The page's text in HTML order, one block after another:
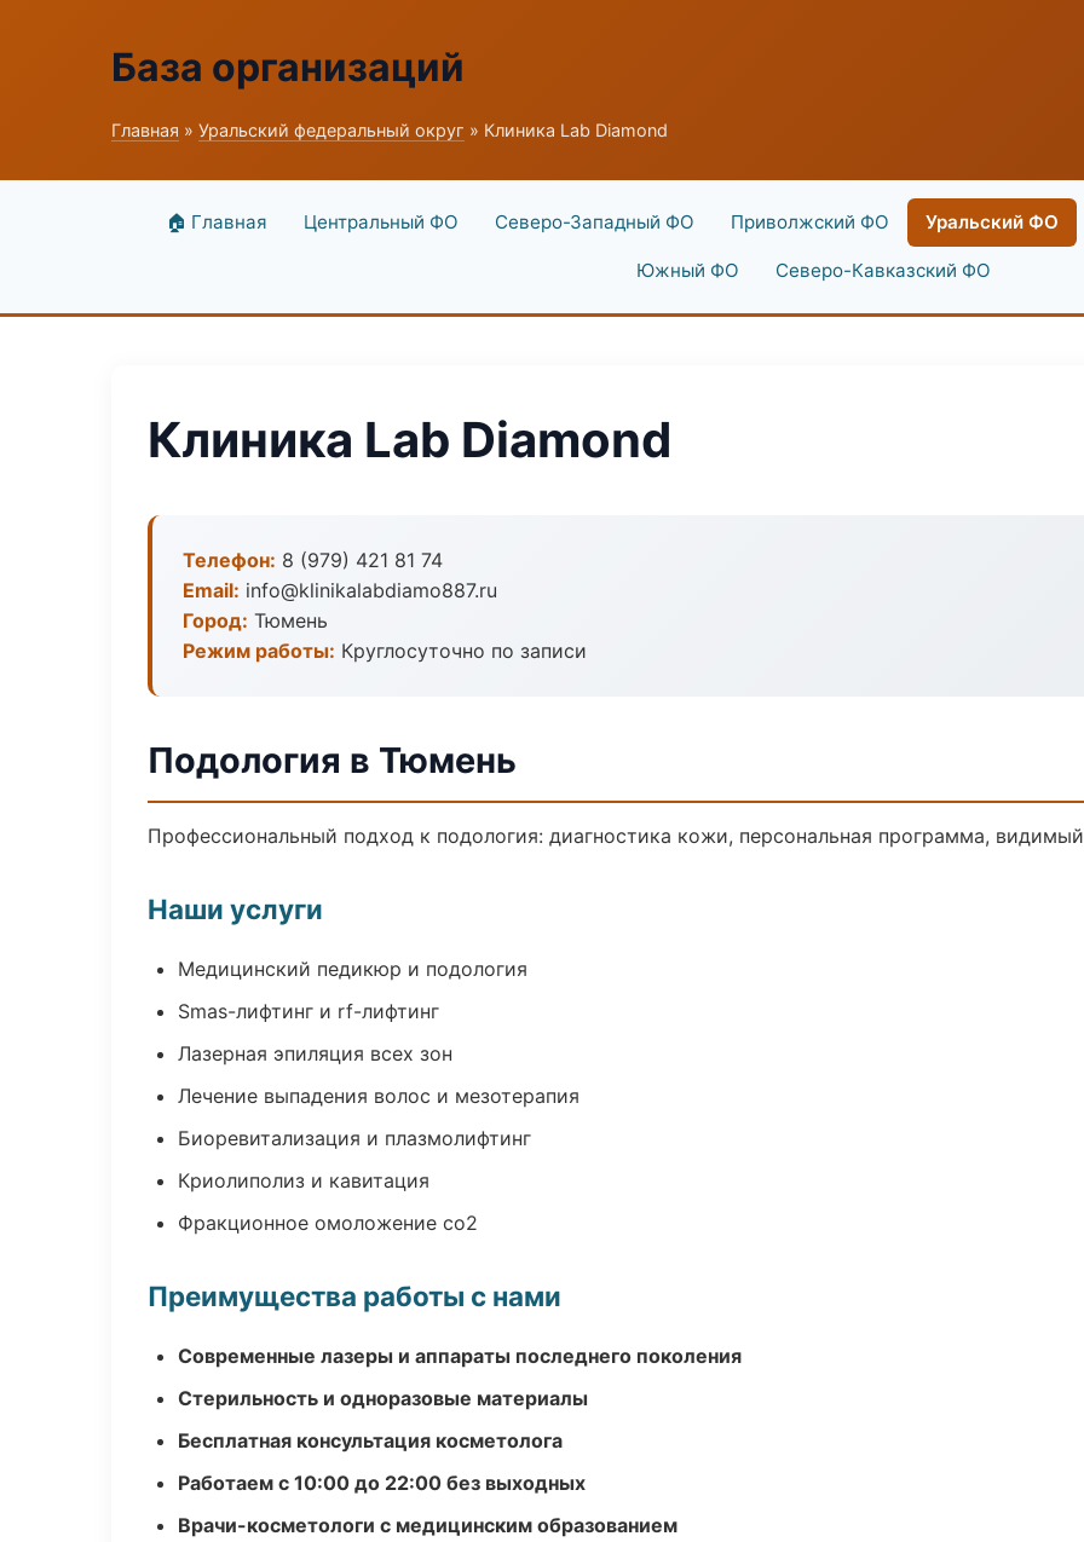
База организаций
Главная » Уральский федеральный округ » Клиника Lab Diamond
🏠 Главная Центральный ФО Северо-Западный ФО Приволжский ФО Уральский ФО
Южный ФО Северо-Кавказский ФО
Клиника Lab Diamond
Телефон: 8 (979) 421 81 74
Email: info@klinikalabdiamo887.ru
Город: Тюмень
Режим работы: Круглосуточно по записи
Подология в Тюмень
Профессиональный подход к подология: диагностика кожи, персональная программа, видимый
Наши услуги
Медицинский педикюр и подология
Smas-лифтинг и rf-лифтинг
Лазерная эпиляция всех зон
Лечение выпадения волос и мезотерапия
Биоревитализация и плазмолифтинг
Криолиполиз и кавитация
Фракционное омоложение co2
Преимущества работы с нами
Современные лазеры и аппараты последнего поколения
Стерильность и одноразовые материалы
Бесплатная консультация косметолога
Работаем с 10:00 до 22:00 без выходных
Врачи-косметологи с медицинским образованием